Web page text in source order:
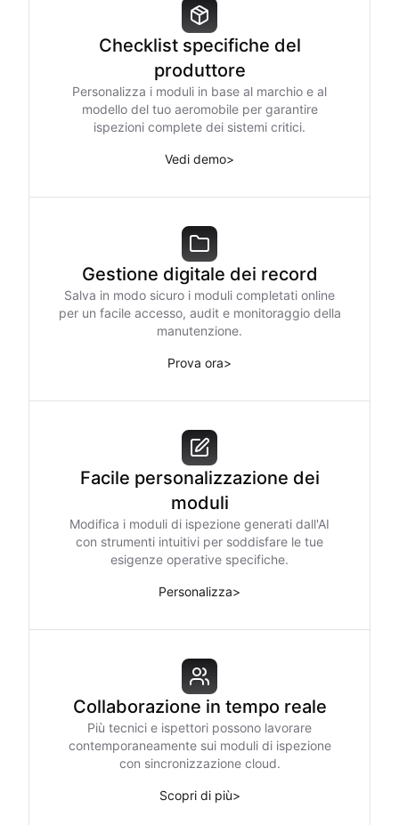
Checklist specifiche del
produttore
Personalizza i moduli in base al marchio e al
modello del tuo aeromobile per garantire
ispezioni complete dei sistemi critici.
Vedi demo>
Gestione digitale dei record
Salva in modo sicuro i moduli completati online
per un facile accesso, audit e monitoraggio della
manutenzione.
Prova ora>
Facile personalizzazione dei
moduli
Modifica i moduli di ispezione generati dall'AI
con strumenti intuitivi per soddisfare le tue
esigenze operative specifiche.
Personalizza>
Collaborazione in tempo reale
Più tecnici e ispettori possono lavorare
contemporaneamente sui moduli di ispezione
con sincronizzazione cloud.
Scopri di più>